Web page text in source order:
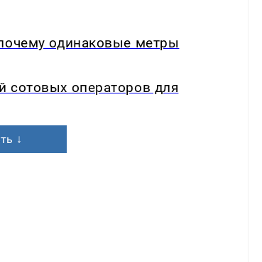
одинаковые метры
сотовых операторов для
↓